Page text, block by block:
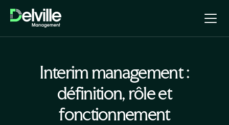
Interim management :
définition, rôle et
fonctionnement